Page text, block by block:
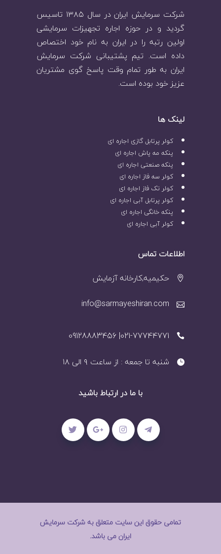
شرکت سرمایش ایران در سال ۱۳۸۵ تاسیس
گردید و در حوزه اجاره تجهیزات سرمایشی
اولین رتبه را در ایران به نام خود اختصاص
داده است. تیم پشتیبانی شرکت سرمایش
ایران به طور تمام وقت پاسخ گوی مشتریان
عزیز خود بوده است.
لینک ها
کولر پرتابل گازی اجاره ای
پنکه مه پاش اجاره ای
پنکه صنعتی اجاره ای
کولر سه فاز اجاره ای
کولر تک فاز اجاره ای
کولر پرتابل آبی اجاره ای
پنکه خانگی اجاره ای
کولر آبی اجاره ای
اطلاعات تماس
حکیمیه,کارخانه آزمایش
info@sarmayeshiran.com
021-77744771| 09128883456
شنبه تا جمعه : از ساعت ۹ الی ۱۸
با ما در ارتباط باشید
تمامی حقوق این سایت متعلق به شرکت سرمایش
ایران می باشد.